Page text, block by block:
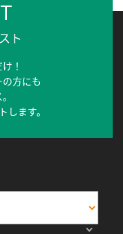
ト
！
方にも
します。